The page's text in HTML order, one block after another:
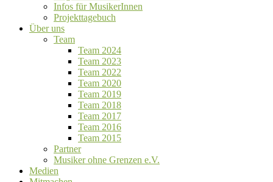
Infos für MusikerInnen
Projekttagebuch
Über uns
Team
Team 2024
Team 2023
Team 2022
Team 2020
Team 2019
Team 2018
Team 2017
Team 2016
Team 2015
Partner
Musiker ohne Grenzen e.V.
Medien